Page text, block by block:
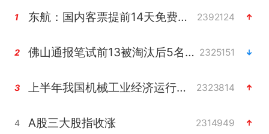
1 东航：国内客票提前14天免费退改 2392124
2 佛山通报笔试前13被淘汰后5名进体检 2325151
3 上半年我国机械工业经济运行稳中有进 2323814
4 A股三大股指收涨 2314949